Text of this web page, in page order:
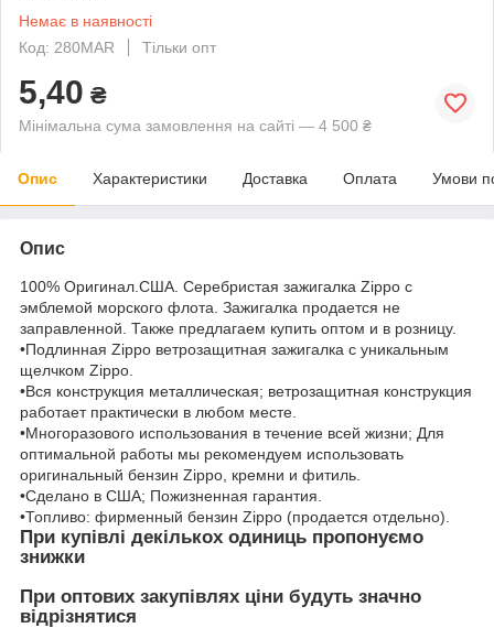
Немає в наявності
Код: 280MAR
Тільки опт
5,40 ₴
Мінімальна сума замовлення на сайті — 4 500 ₴
Опис Характеристики Доставка Оплата Умови
Опис
100% Оригинал.США. Серебристая зажигалка Zippo с
эмблемой морского флота. Зажигалка продается не
заправленной. Также предлагаем купить оптом и в розницу.
•Подлинная Zippo ветрозащитная зажигалка с уникальным
щелчком Zippo.
•Вся конструкция металлическая; ветрозащитная конструкция
работает практически в любом месте.
•Многоразового использования в течение всей жизни; Для
оптимальной работы мы рекомендуем использовать
оригинальный бензин Zippo, кремни и фитиль.
•Сделано в США; Пожизненная гарантия.
•Топливо: фирменный бензин Zippo (продается отдельно).
При купівлі декількох одиниць пропонуємо
знижки
При оптових закупівлях ціни будуть значно
відрізнятися